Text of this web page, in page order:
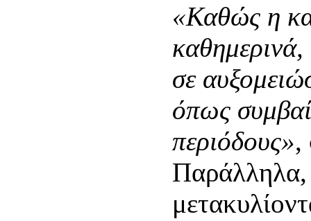
«Καθώς η
σε
όπως
περιόδους»,
Παράλληλα,